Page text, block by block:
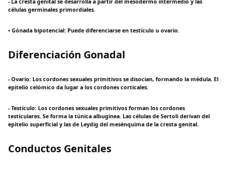
- La cresta genital se desarrolla a partir del mesodermo intermedio y las
células germinales primordiales.
• Gónada bipotencial: Puede diferenciarse en testículo u ovario.
Diferenciación Gonadal
- Ovario: Los cordones sexuales primitivos se disocian, formando la médula. El
epitelio celómico da lugar a los cordones corticales.
- Testículo: Los cordones sexuales primitivos forman los cordones
testiculares. Se forma la túnica albugínea. Las células de Sertoli derivan del
epitelio superficial y las de Leydig del mesénquima de la cresta genital.
Conductos Genitales